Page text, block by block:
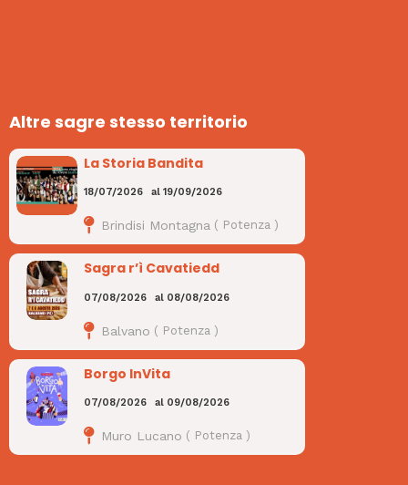
Altre sagre stesso territorio
La Storia Bandita
18/07/2026 al 19/09/2026
Brindisi Montagna ( Potenza)
Sagra r’ì Cavatiedd
07/08/2026 al 08/08/2026
Balvano ( Potenza )
Borgo InVita
07/08/2026 al 09/08/2026
Muro Lucano ( Potenza)